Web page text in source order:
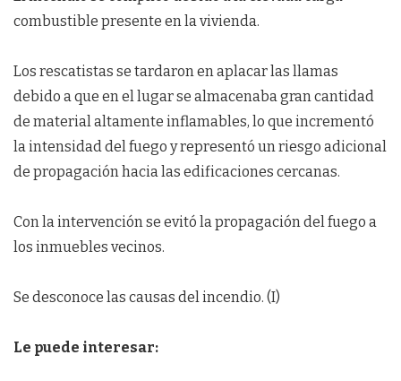
combustible presente en la vivienda.
Los rescatistas se tardaron en aplacar las llamas
debido a que en el lugar se almacenaba gran cantidad
de material altamente inflamables, lo que incrementó
la intensidad del fuego y representó un riesgo adicional
de propagación hacia las edificaciones cercanas.
Con la intervención se evitó la propagación del fuego a
los inmuebles vecinos.
Se desconoce las causas del incendio. (I)
Le puede interesar: